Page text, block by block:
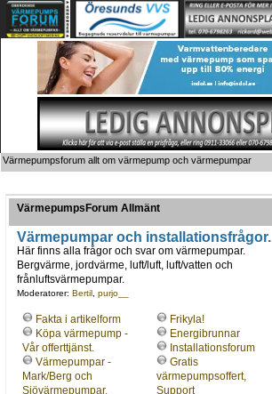
Värmepumpsforum allt om värmepump och värmepumpar
VärmepumpsForum Allmänt
Värmepumpar och installationsfrågor.
Här finns alla frågor och svar om värmepumpar.
Bergvärme, jordvärme, luft/luft, luft/vatten och
frånluftsvärmepumpar.
Moderatorer: Bertil, purjo__
Fakta i artikelform
Köpa värmepump -
Vår offerttjänst.
Värmepumpar -
Mark/Berg och
Sjövärmepumpar.
Frikyla!
Energibrunnar
Installationsforum
Gratis
värmepumpsoffert,
Support